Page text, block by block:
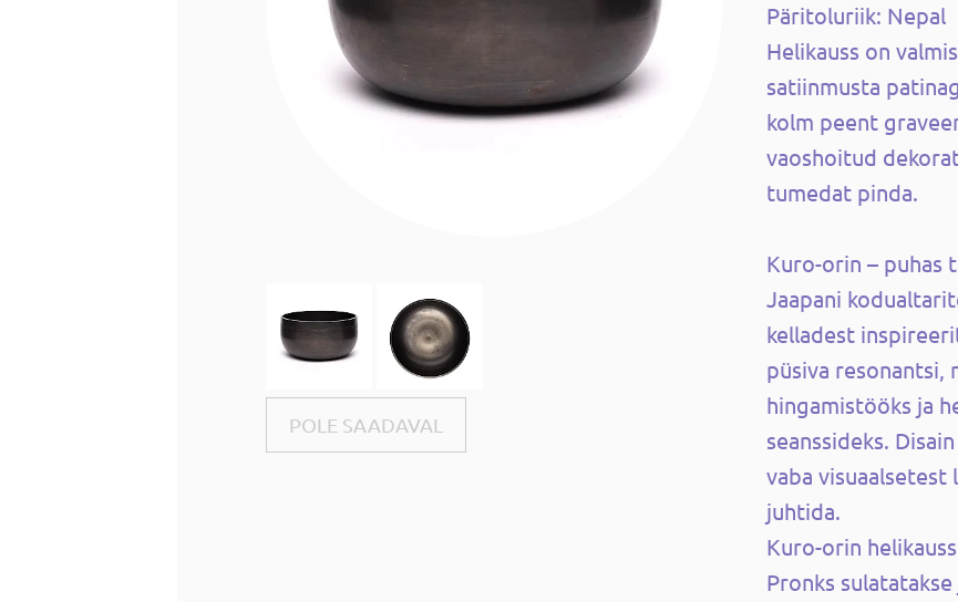
POLE SAADAVAL
Päritoluriik: Nepal
Helikauss on
satiinmusta
kolm peent
vaoshoitud
tumedat pinda.
Kuro-orin – puhas
Jaapani
kelladest
püsiva resonantsi,
hingamistööks ja
seanssideks.
vaba
juhtida.
Kuro-orin
Pronks